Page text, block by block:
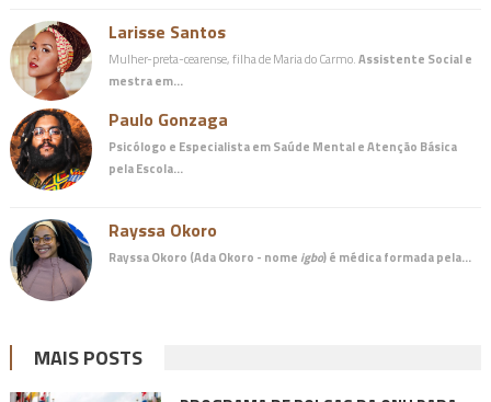
Larisse Santos
Mulher-preta-cearense, filha de Maria do Carmo.Assistente Social e
mestra em…
Paulo Gonzaga
Psicólogo e Especialista em Saúde Mental e Atenção Básica
pela Escola…
Rayssa Okoro
Rayssa Okoro (Ada Okoro - nome igbo) é médicaformada pela…
MAIS POSTS